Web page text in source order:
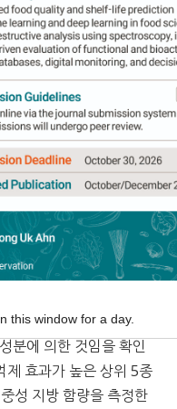
04, 2021; Accepted:
생리 효능을 체계적으
세포에서 식물 11
효과를 검증하였다. 튀
보노이드 함량은 각각
가장 높았다. 튀니지
를 통한 우수한 항
함량 억제 효과는
& Link에서 가장
에 의한 것임을 확인
제 효과가 높은 상위 5종
성 지방 함량을 측정한
this window for a day.